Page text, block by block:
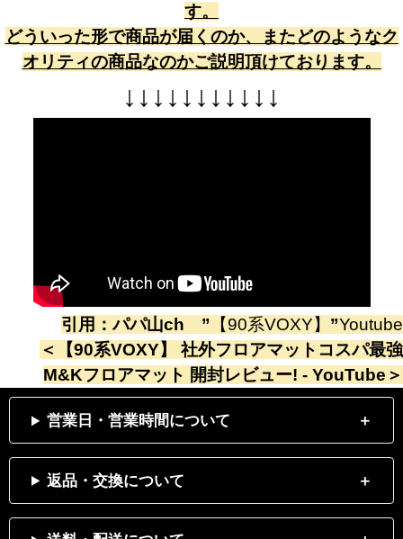
す。
どういった形で商品が届くのか、またどのようなク
オリティの商品なのかご説明頂けております。
↓ ↓ ↓ ↓ ↓ ↓ ↓ ↓ ↓ ↓ ↓
引用：パパ山ch ” 【90系VOXY】 ”Youtube
＜
【90系VOXY】 社外フロアマットコスパ最強
M&Kフロアマット 開封レビュー! - YouTube ＞
営業日・営業時間について
返品・交換について